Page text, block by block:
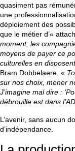
quasiment pas
une
déploiement des
que le métier d’«
moment, les
moyens de payer ce
culturelles en
Bram Dobbelaere. «
sur nos choix, mener
J’imagine mal dire :
débrouille est dans
L’avenir, sans aucun
d’indépendance.